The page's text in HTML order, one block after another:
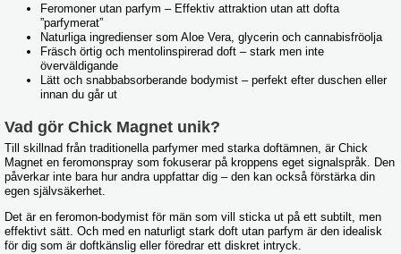
Feromoner utan parfym – Effektiv attraktion utan att dofta
”parfymerat”
Naturliga ingredienser som Aloe Vera, glycerin och cannabisfröolja
Fräsch örtig och mentolinspirerad doft – stark men inte
överväldigande
Lätt och snabbabsorberande bodymist – perfekt efter duschen eller
innan du går ut
Vad gör Chick Magnet unik?
Till skillnad från traditionella parfymer med starka doftämnen, är Chick
Magnet en feromonspray som fokuserar på kroppens eget signalspråk. Den
påverkar inte bara hur andra uppfattar dig – den kan också förstärka din
egen självsäkerhet.
Det är en feromon-bodymist för män som vill sticka ut på ett subtilt, men
effektivt sätt. Och med en naturligt stark doft utan parfym är den idealisk
för dig som är doftkänslig eller föredrar ett diskret intryck.